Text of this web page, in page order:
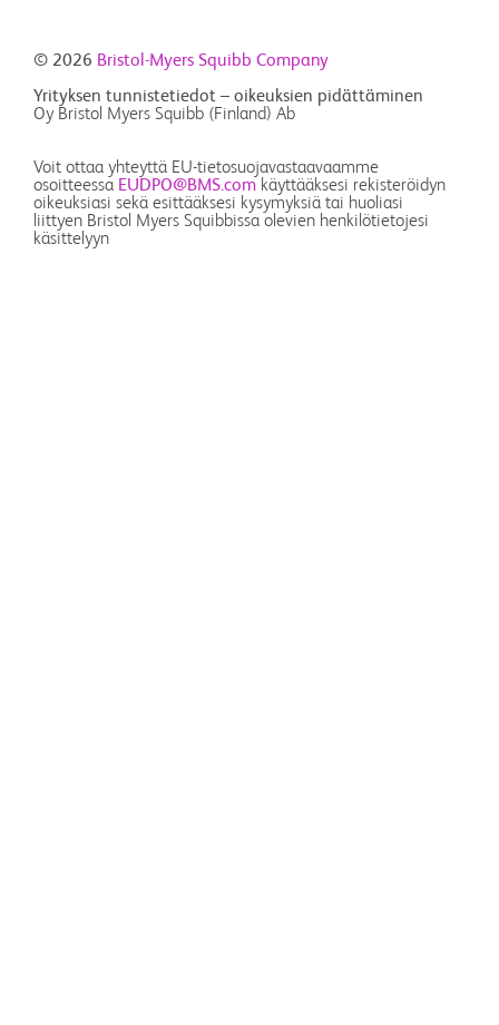
© 2026 Bristol-Myers Squibb Company
Yrityksen tunnistetiedot – oikeuksien pidättäminen
Oy Bristol Myers Squibb (Finland) Ab
Voit ottaa yhteyttä EU-tietosuojavastaavaamme
osoitteessa EUDPO@BMS.com käyttääksesi rekisteröidyn
oikeuksiasi sekä esittääksesi kysymyksiä tai huoliasi
liittyen Bristol Myers Squibbissa olevien henkilötietojesi
käsittelyyn